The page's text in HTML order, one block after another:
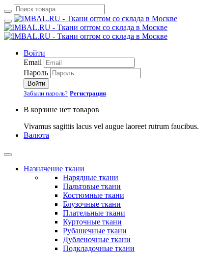
Войти
Email
Пароль
Войти
Забыли пароль? Регистрация
В корзине нет товаров
Vivamus sagittis lacus vel augue laoreet rutrum faucibus.
Валюта
Назначение ткани
Нарядные ткани
Пальтовые ткани
Костюмные ткани
Блузочные ткани
Плательные ткани
Курточные ткани
Рубашечные ткани
Дубленочные ткани
Подкладочные ткани